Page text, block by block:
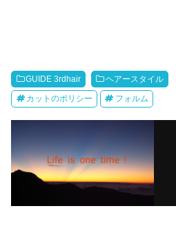
GUIDE 3rdhair ヘアースタイル
カットのポリシー フォルム